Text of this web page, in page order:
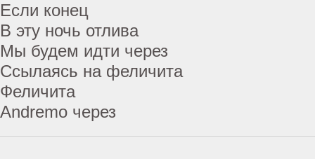
Если конец
В эту ночь отлива
Мы будем идти через
Ссылаясь на феличита
Феличита
Andremo через